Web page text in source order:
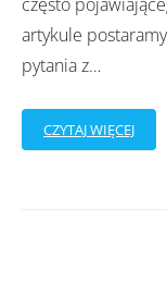
artykule
pytania z…
CZYTAJ WIĘCEJ